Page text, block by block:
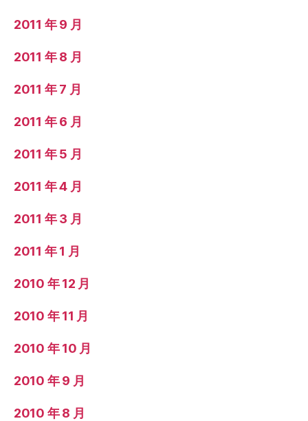
2011 年 9 月
2011 年 8 月
2011 年 7 月
2011 年 6 月
2011 年 5 月
2011 年 4 月
2011 年 3 月
2011 年 1 月
2010 年 12 月
2010 年 11 月
2010 年 10 月
2010 年 9 月
2010 年 8 月